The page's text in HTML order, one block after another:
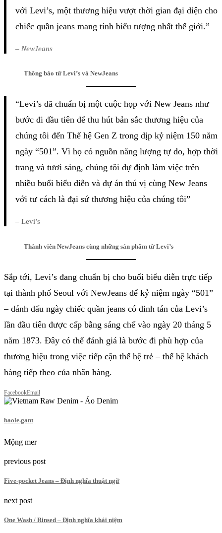
với Levi’s, một thương hiệu vượt thời gian đại diện cho
chiếc quần jeans mang tính biểu tượng nhất thế giới.”
– NewJeans
Thông báo từ Levi’s và NewJeans
“Levi’s đã chuẩn bị một cuộc họp với New Jeans như
bước đi đầu tiên để thu hút bản sắc thương hiệu của
chúng tôi đến Thế hệ Gen Z trong dịp kỷ niệm 150 năm
ngày “501”. Vì họ có nguồn năng lượng tự do, hợp thời
trang và tươi sáng, chúng tôi dự định làm việc trên
nhiều buổi biểu diễn và dự án thú vị cùng New Jeans
với tư cách là đại sứ thương hiệu của chúng tôi”
– Levi’s
Thành viên NewJeans cùng những sản phẩm từ Levi’s
Sắp tới, Levi’s đang chuẩn bị cho buổi biểu diễn trực tiếp
tại thành phố Seoul với NewJeans để kỷ niệm ngày “501”
– đánh dấu ngày chiếc quần jeans có đinh tán của Levi’s
lần đầu tiên được cấp bằng sáng chế vào ngày 20 tháng 5
năm 1873. Đây có thể đánh giá là bước đi phù hợp của
thương hiệu trong việc tiếp cận thế hệ trẻ – thế hệ khách
hàng tiếp theo của nhãn hàng.
FacebookEmail
baole.gant
Mộng mer
previous post
Five-pocket Jeans – Định nghĩa thuật ngữ
next post
One Wash / Rinsed – Định nghĩa khái niệm